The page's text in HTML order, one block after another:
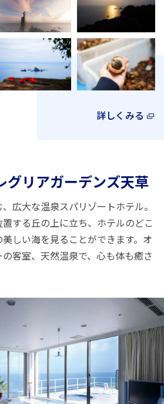
詳しくみる
グリアガーデンズ天草
広大な温泉スパリゾートホテル。
する丘の上に立ち、ホテルのどこ
しい海を見ることができます。オ
客室、天然温泉で、心も体も癒さ